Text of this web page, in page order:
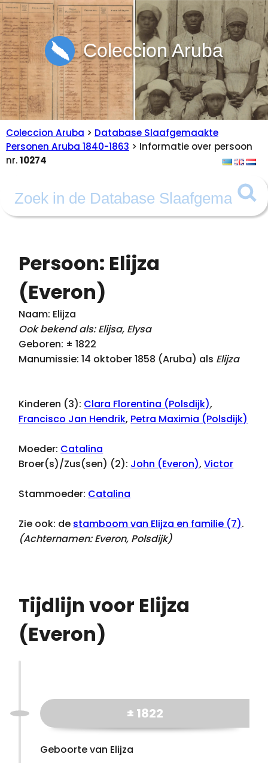
Coleccion Aruba
Coleccion Aruba > Database Slaafgemaakte
Personen Aruba 1840-1863 > Informatie over persoon
nr.10274
Persoon: Elijza
(Everon)
Naam: Elijza
Ook bekend als: Elijsa, Elysa
Geboren: ± 1822
Manumissie: 14 oktober 1858 (Aruba) als Elijza
Kinderen (3): Clara Florentina (Polsdijk),
Francisco Jan Hendrik, Petra Maximia (Polsdijk)
Moeder: Catalina
Broer(s)/Zus(sen) (2): John (Everon),Victor
Stammoeder: Catalina
Zie ook: de stamboom van Elijza en familie (7).
(Achternamen:Everon, Polsdijk)
Tijdlijn voor Elijza
(Everon)
± 1822
Geboorte van Elijza